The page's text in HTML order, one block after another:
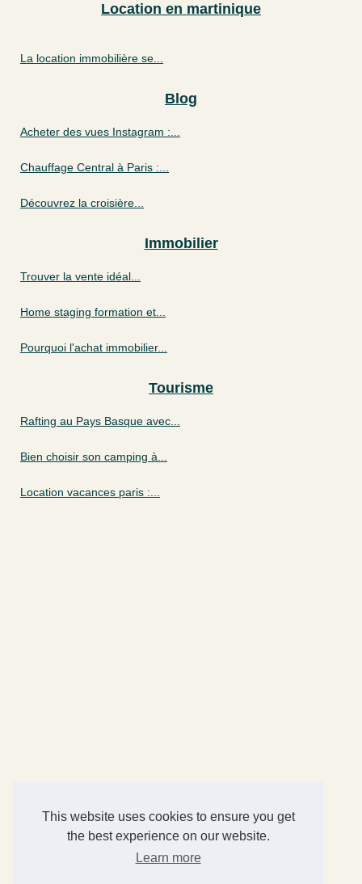
This website uses cookies to ensure you get
the best experience on our website.
Learn more
Location en martinique
La location immobilière se...
Blog
Acheter des vues Instagram :...
Chauffage Central à Paris :...
Découvrez la croisière...
Immobilier
Trouver la vente idéal...
Home staging formation et...
Pourquoi l'achat immobilier...
Tourisme
Rafting au Pays Basque avec...
Bien choisir son camping à...
Location vacances paris :...